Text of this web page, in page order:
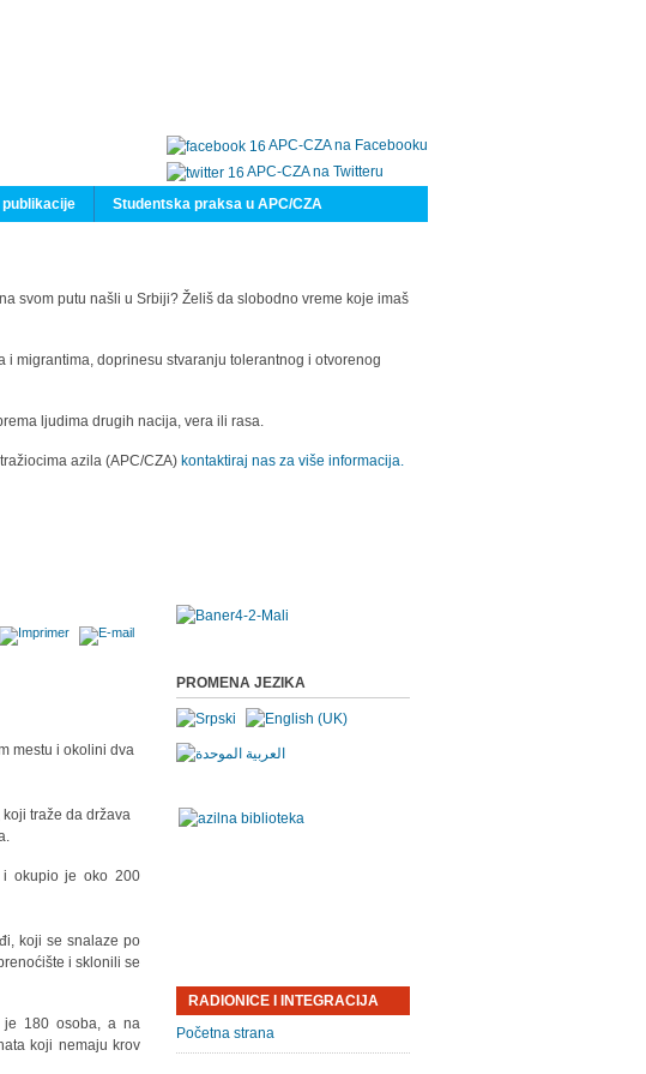
APC-CZA na Facebooku
APC-CZA na Twitteru
publikacije Studentska praksa u APC/CZA
svom putu našli u Srbiji? Želiš da slobodno vreme koje imaš
migrantima, doprinesu stvaranju tolerantnog i otvorenog
ljudima drugih nacija, vera ili rasa.
azila (APC/CZA) kontaktiraj nas za više informacija.
mestu i okolini dva
traže da država
i okupio je oko 200
koji se snalaze po
i sklonili se
je 180 osoba, a na
koji nemaju krov
PROMENA JEZIKA
RADIONICE I INTEGRACIJA
Početna strana